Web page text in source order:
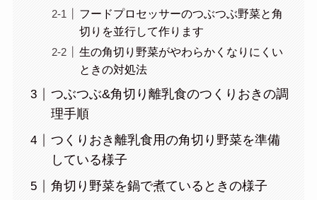
フードプロセッサーのつぶつぶ野菜と角
切りを並行して作ります
生の角切り野菜がやわらかくなりにくい
ときの対処法
つぶつぶ&角切り離乳食のつくりおきの調
理手順
つくりおき離乳食用の角切り野菜を準備
している様子
角切り野菜を鍋で煮ているときの様子